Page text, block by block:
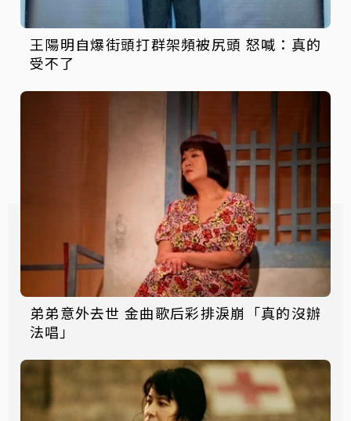
王陽明自爆街頭打群架頻被尻頭 怒喊：真的
受不了
弟弟意外去世 金曲歌后彩排淚崩「真的沒辦
法唱」